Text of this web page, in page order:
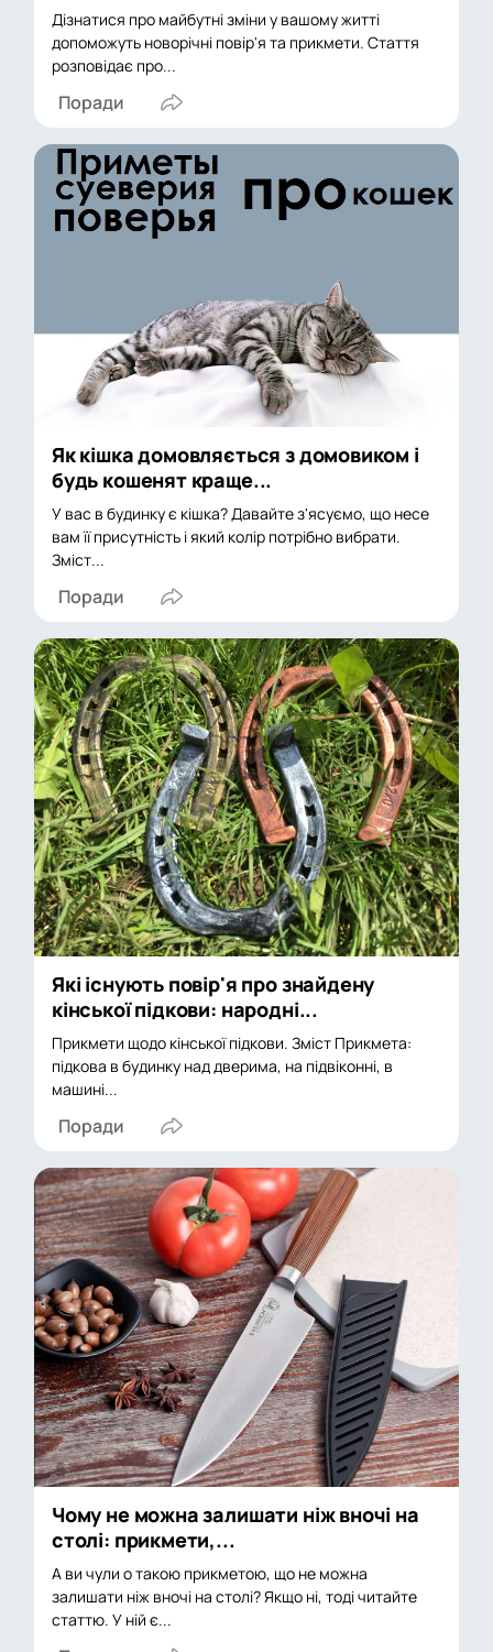
Дізнатися про майбутні зміни у вашому житті
допоможуть новорічні повір'я та прикмети. Стаття
розповідає про...
Поради
Як кішка домовляється з домовиком і
будь кошенят краще...
У вас в будинку є кішка? Давайте з'ясуємо, що несе
вам її присутність і який колір потрібно вибрати.
Зміст...
Поради
Які існують повір'я про знайдену
кінської підкови: народні...
Прикмети щодо кінської підкови. Зміст Прикмета:
підкова в будинку над дверима, на підвіконні, в
машині...
Поради
Чому не можна залишати ніж вночі на
столі: прикмети,...
А ви чули o такою прикметою, що не можна
залишати ніж вночі на столі? Якщо ні, тоді читайте
статтю. У ній є...